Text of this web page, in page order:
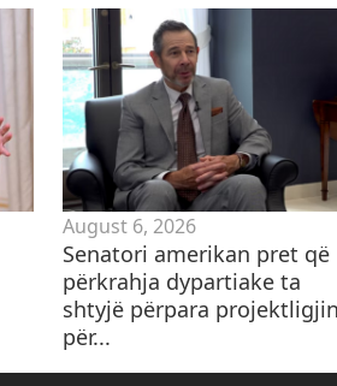
August 6, 2026
Senatori amerikan pret që
përkrahja dypartiake ta
shtyjë përpara
për...